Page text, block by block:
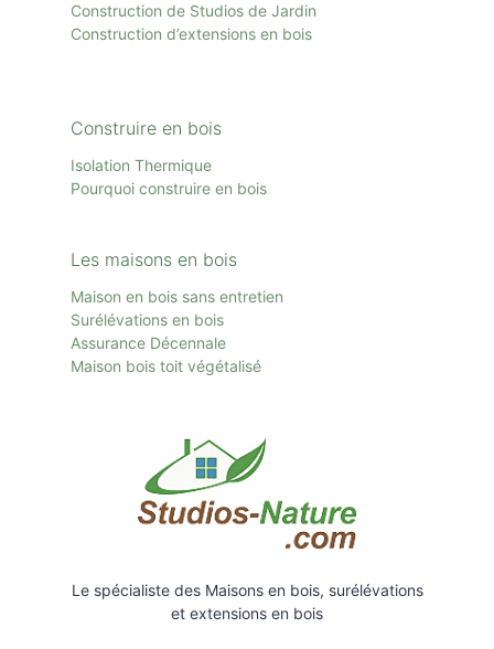
Construction de Studios de Jardin
Construction d’extensions en bois
Construire en bois
Isolation Thermique
Pourquoi construire en bois
Les maisons en bois
Maison en bois sans entretien
Surélévations en bois
Assurance Décennale
Maison bois toit végétalisé
Le spécialiste des Maisons en bois, surélévations
et extensions en bois